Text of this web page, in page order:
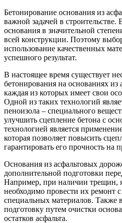
Бетонирование основания из
важной задачей в строительстве.
основания в значительной
всей конструкции. Поэтому
использование качественных
успешного результат.
В настоящее время существует
бетонирования на основаниях из
каждая из которых имеет свои
Одной из таких технологий
пеноизола – специального
улучшить сцепление бетона с
технологией является
которая позволяет повысить
гарантировать его прочность на
Основания из асфальтовых
дополнительной подготовки
Например, при наличии трещин,
необходимо провести их ремонт
специальных материалов. Также
подготовку путем очистки
остатков асфальта.